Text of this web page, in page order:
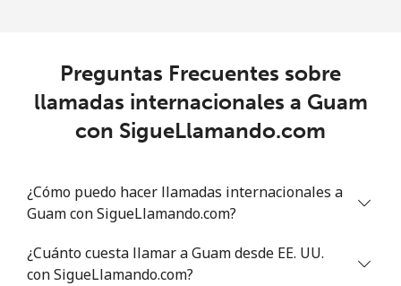
Preguntas Frecuentes sobre
llamadas internacionales a Guam
con SigueLlamando.com
¿Cómo puedo hacer llamadas internacionales a
Guam con SigueLlamando.com?
¿Cuánto cuesta llamar a Guam desde EE. UU.
con SigueLlamando.com?